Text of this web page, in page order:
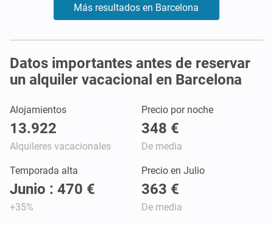
Más resultados en Barcelona
Datos importantes antes de reservar
un alquiler vacacional en Barcelona
Alojamientos
13.922
Alquileres vacacionales
Precio por noche
348 €
De media
Temporada alta
Junio : 470 €
+35%
Precio en Julio
363 €
De media